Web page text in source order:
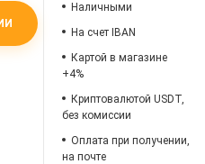
Наличными
На счет IBAN
Картой в магазине
+4%
Криптовалютой USDT,
без комиссии
Оплата при получении,
на почте